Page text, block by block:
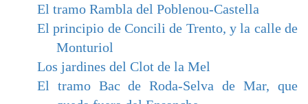
El tramo Rambla del Poblenou-Castella
El principio de Concili de Trento, y la calle de
Monturiol
Los jardines del Clot de la Mel
El tramo Bac de Roda-Selva de Mar, que